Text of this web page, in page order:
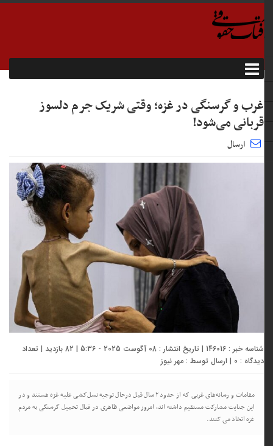
غرب و گرسنگی در غزه؛ وقتی شریک جرم دلسوز
قربانی می‌شود!
ارسال
شناسه خبر : 146016 | تاریخ انتشار : 08 آگوست 2025 - 5:36 | 82 بازدید | تعداد
دیدگاه :0 | ارسال توسط :مهر نیوز
مقامات و رسانه‌های غربی که از حدود ۲ سال قبل درحال توجیه نسل‌کشی علیه غزه هستند و در
این جنایت مشارکت مستقیم داشته اند، امروز مواضعی ظاهری در قبال تحمیل گرسنگی به مردم
غزه اتخاذ می کنند.